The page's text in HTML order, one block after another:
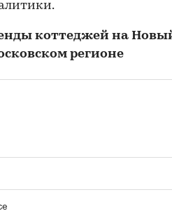
коттеджей на
регионе